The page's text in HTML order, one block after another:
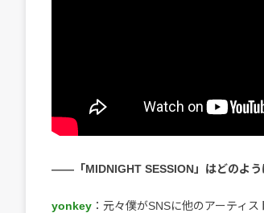
――「MIDNIGHT SESSION」はどのよう
yonkey ：元々僕がSNSに他のアーティ